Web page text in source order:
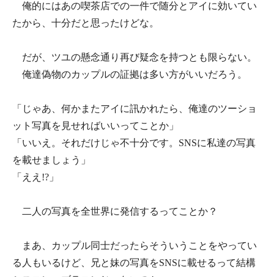
俺的にはあの喫茶店での一件で随分とアイに効いてい
たから、十分だと思ったけどな。
だが、ツユの懸念通り再び疑念を持つとも限らない。
俺達偽物のカップルの証拠は多い方がいいだろう。
「じゃあ、何かまたアイに訊かれたら、俺達のツーショ
ット写真を見せればいいってことか」
「いいえ。それだけじゃ不十分です。SNSに私達の写真
を載せましょう」
「ええ!?」
二人の写真を全世界に発信するってことか？
まあ、カップル同士だったらそういうことをやってい
る人もいるけど、兄と妹の写真をSNSに載せるって結構